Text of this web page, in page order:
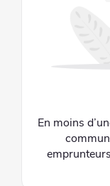
En moins